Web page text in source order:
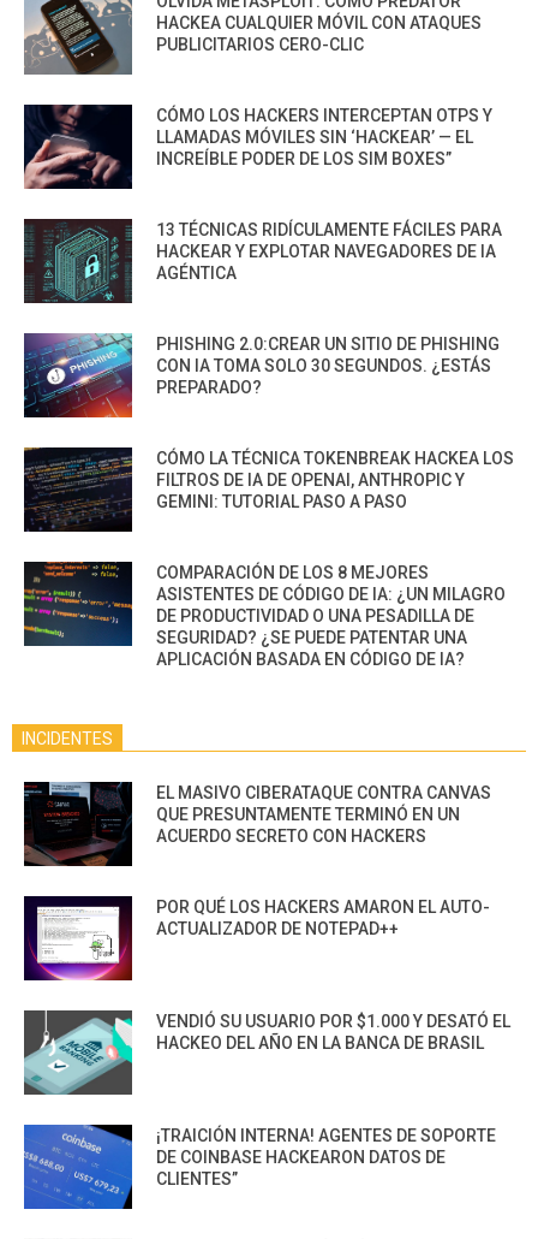
HACKEA CUALQUIER MÓVIL CON ATAQUES
PUBLICITARIOS CERO-CLIC
CÓMO LOS HACKERS INTERCEPTAN OTPS Y
LLAMADAS MÓVILES SIN ‘HACKEAR’ — EL
INCREÍBLE PODER DE LOS SIM BOXES”
13 TÉCNICAS RIDÍCULAMENTE FÁCILES PARA
HACKEAR Y EXPLOTAR NAVEGADORES DE IA
AGÉNTICA
PHISHING 2.0:CREAR UN SITIO DE PHISHING
CON IA TOMA SOLO 30 SEGUNDOS. ¿ESTÁS
PREPARADO?
CÓMO LA TÉCNICA TOKENBREAK HACKEA LOS
FILTROS DE IA DE OPENAI, ANTHROPIC Y
GEMINI: TUTORIAL PASO A PASO
COMPARACIÓN DE LOS 8 MEJORES
ASISTENTES DE CÓDIGO DE IA: ¿UN MILAGRO
DE PRODUCTIVIDAD O UNA PESADILLA DE
SEGURIDAD? ¿SE PUEDE PATENTAR UNA
APLICACIÓN BASADA EN CÓDIGO DE IA?
INCIDENTES
EL MASIVO CIBERATAQUE CONTRA CANVAS
QUE PRESUNTAMENTE TERMINÓ EN UN
ACUERDO SECRETO CON HACKERS
POR QUÉ LOS HACKERS AMARON EL AUTO-
ACTUALIZADOR DE NOTEPAD++
VENDIÓ SU USUARIO POR $1.000 Y DESATÓ EL
HACKEO DEL AÑO EN LA BANCA DE BRASIL
¡TRAICIÓN INTERNA! AGENTES DE SOPORTE
DE COINBASE HACKEARON DATOS DE
CLIENTES”